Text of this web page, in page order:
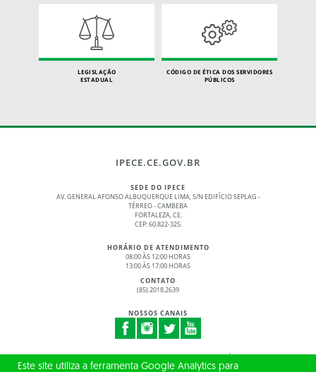
LEGISLAÇÃO
ESTADUAL
CÓDIGO DE ÉTICA DOS SERVIDORES
PÚBLICOS
IPECE.CE.GOV.BR
SEDE DO IPECE
AV. GENERAL AFONSO ALBUQUERQUE LIMA, S/N EDIFÍCIO SEPLAG -
TÉRREO - CAMBEBA
FORTALEZA, CE.
CEP: 60.822-325.
HORÁRIO DE ATENDIMENTO
08:00 ÀS 12:00 HORAS
13:00 ÀS 17:00 HORAS
CONTATO
(85) 2018.2639
NOSSOS CANAIS
© 2017 - 2026 – GOVERNO DO ESTADO DO CEARÁ
TODOS OS DIREITOS RESERVADOS
Este site utiliza a ferramenta Google Analytics para